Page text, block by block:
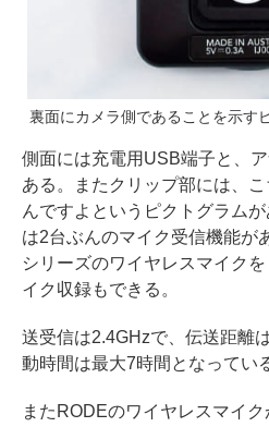
裏面にカメラ側であることを示す
側面には充電用USB端子と、
ある。またクリップ部には、
んですよというピクトグラム
は2台ぶんのマイク受信機能が
シリーズのワイヤレスマイク
イク収録もできる。
送受信は2.4GHzで、伝送距離
動時間は最大7時間となってい
またRODEのワイヤレスマイ